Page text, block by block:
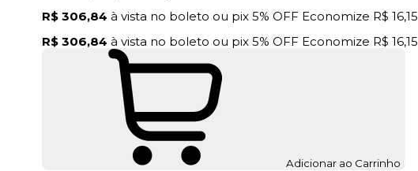
R$ 306,84 à vista no boleto ou pix 5% OFF Economize R$ 16,15
R$ 306,84 à vista no boleto ou pix 5% OFF Economize R$ 16,15
Adicionar ao Carrinho